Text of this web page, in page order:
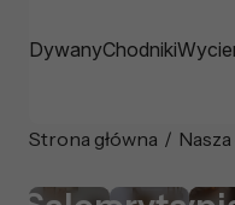
DywanyChodniki
Strona główna /